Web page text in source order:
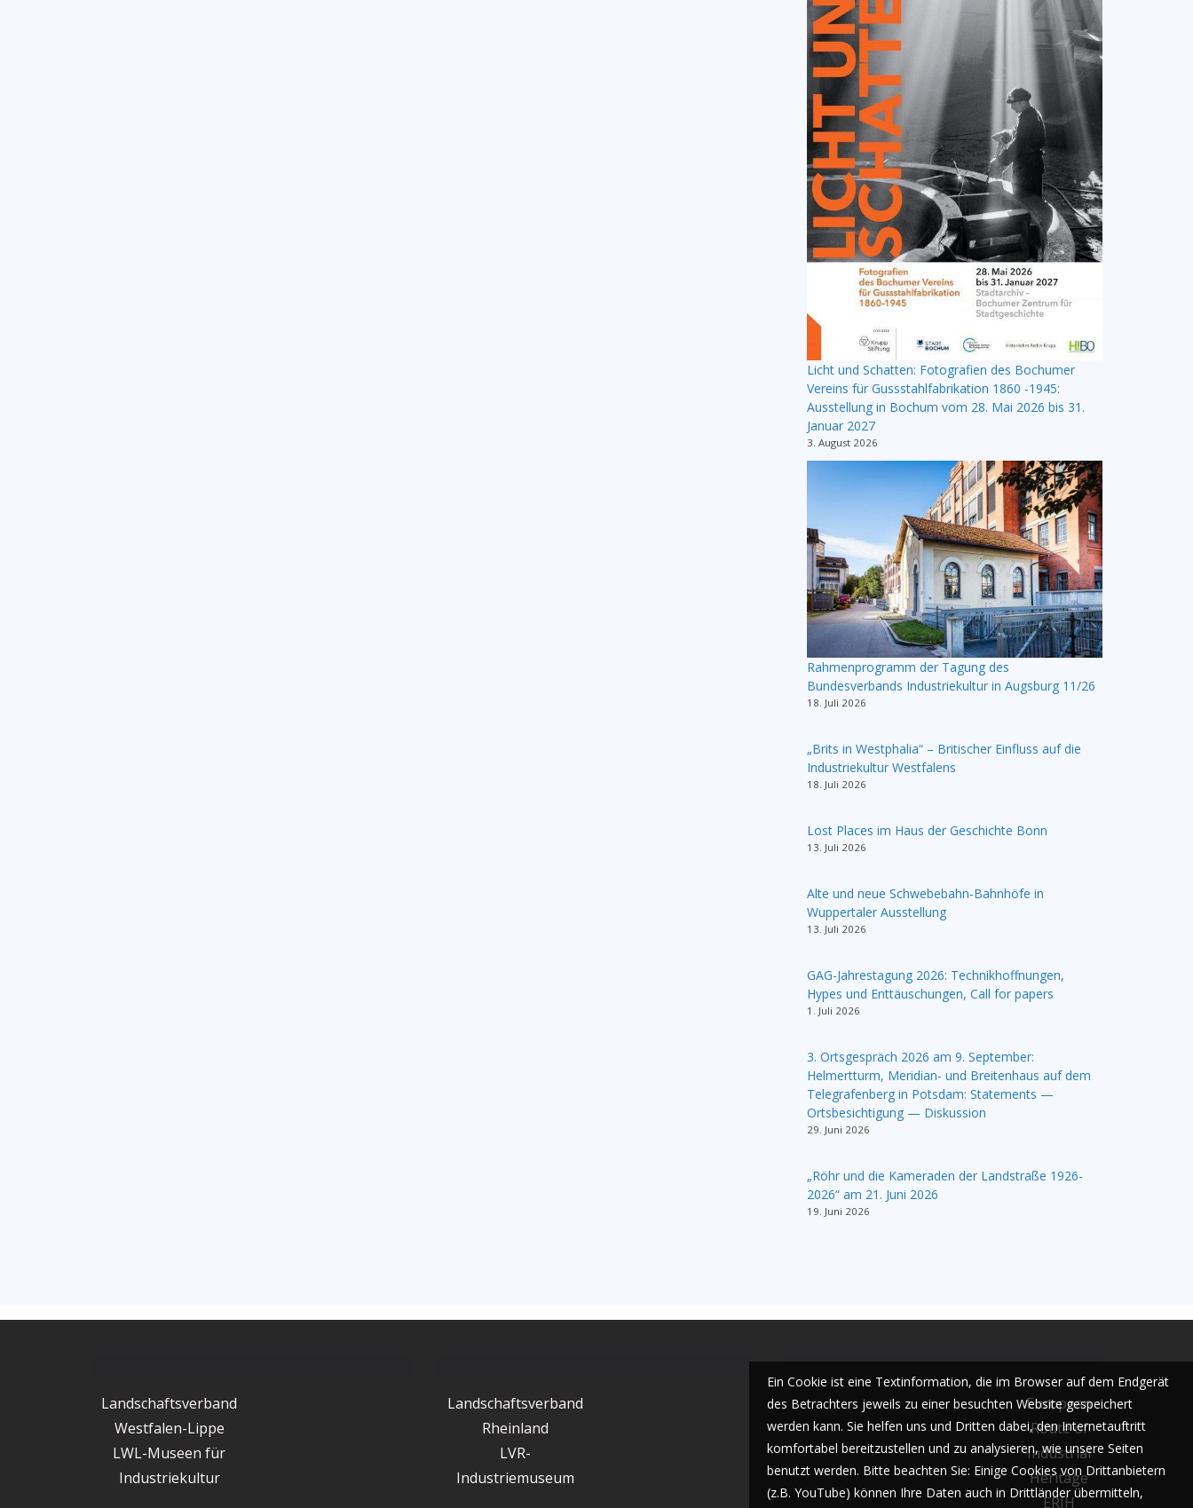
Licht und Schatten: Fotografien des Bochumer
Vereins für Gussstahlfabrikation 1860 -1945:
Ausstellung in Bochum vom 28. Mai 2026 bis 31.
Januar 2027
3. August 2026
Rahmenprogramm der Tagung des
Bundesverbands Industriekultur in Augsburg 11/26
18. Juli 2026
„Brits in Westphalia“ – Britischer Einfluss auf die
Industriekultur Westfalens
18. Juli 2026
Lost Places im Haus der Geschichte Bonn
13. Juli 2026
Alte und neue Schwebebahn-Bahnhöfe in
Wuppertaler Ausstellung
13. Juli 2026
GAG-Jahrestagung 2026: Technikhoffnungen,
Hypes und Enttäuschungen, Call for papers
1. Juli 2026
3. Ortsgespräch 2026 am 9. September:
Helmertturm, Meridian- und Breitenhaus auf dem
Telegrafenberg in Potsdam: Statements —
Ortsbesichtigung — Diskussion
29. Juni 2026
„Röhr und die Kameraden der Landstraße 1926-
2026“ am 21. Juni 2026
19. Juni 2026
Landschaftsverband
Westfalen-Lippe
LWL-Museen für
Industriekultur
Landschaftsverband
Rheinland
LVR-
Industriemuseum
European
Route of
Industrial
Heritage
ERIH
Ein Cookie ist eine Textinformation, die im Browser auf dem Endgerät
des Betrachters jeweils zu einer besuchten Website gespeichert
werden kann. Sie helfen uns und Dritten dabei, den Internetauftritt
komfortabel bereitzustellen und zu analysieren, wie unsere Seiten
benutzt werden. Bitte beachten Sie: Einige Cookies von Drittanbietern
(z.B. YouTube) können Ihre Daten auch in Drittländer übermitteln,